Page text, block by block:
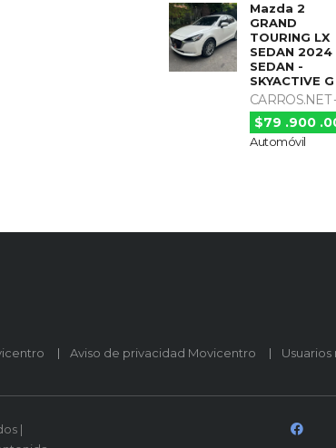
Mazda 2
GRAND
TOURING LX
SEDAN 2024
SEDAN -
SKYACTIVE G
CARROS.NET
$79 .900
Automóvil
Aviso de privacidad Movicentro
|